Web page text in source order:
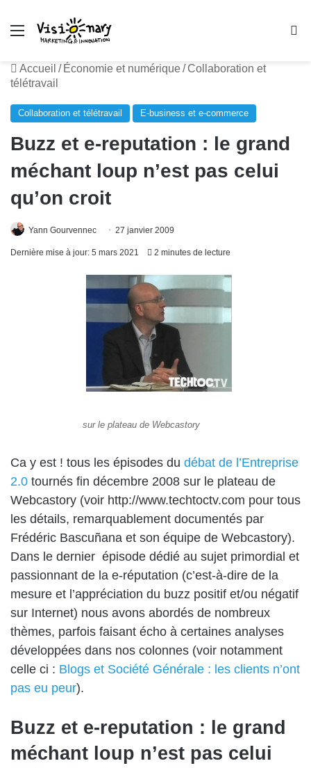
Menu
Accueil / Économie et numérique/Collaboration et
télétravail
Collaboration et télétravail E-business et e-commerce
Buzz et e-reputation : le grand
méchant loup n’est pas celui
qu’on croit
Yann Gourvennec 27 janvier 2009
Dernière mise à jour: 5 mars 2021 2 minutes de lecture
sur le plateau de Webcastory
Ca y est ! tous les épisodes du débat de l’Entreprise
2.0 tournés fin décembre 2008 sur le plateau de
Webcastory (voir http://www.techtoctv.com pour tous
les détails, remarquablement documentés par
Frédéric Bascuñana et son équipe de Webcastory).
Dans le dernier épisode dédié au sujet primordial et
passionnant de la e-réputation (c’est-à-dire de la
mesure et l’appréciation du buzz positif et/ou négatif
sur Internet) nous avons abordés de nombreux
thèmes, parfois faisant écho à certaines analyses
développées dans nos colonnes (voir notamment
celle ci : Blogs et Société Générale : les clients n’ont
pas eu peur).
Buzz et e-reputation : le grand
méchant loup n’est pas celui